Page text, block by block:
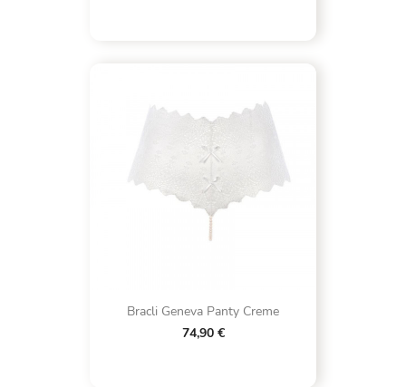
Bracli Geneva Panty Creme
74,90 €